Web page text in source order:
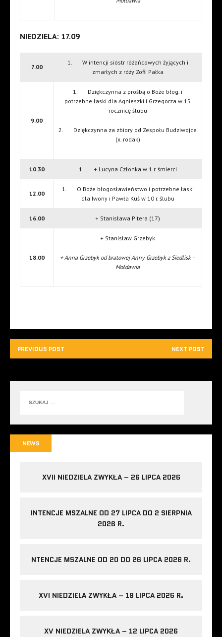
NIEDZIELA: 17.09
7.00
1. W intencji sióstr różańcowych żyjących i
zmarłych z róży Zofii Pałka
9.00
1. Dziękczynna z prośbą o Boże błog. i
potrzebne łaski dla Agnieszki i Grzegorza w 15
rocznicę ślubu
2. Dziękczynna za zbiory od Zespołu Budziwojce
(x. rodak)
10.30 1. + Lucyna Członka w 1 r. śmierci
12.00
1. O Boże błogosławieństwo i potrzebne łaski
dla Iwony i Pawła Kuś w 10 r. ślubu
16.00 + Stanisława Pitera (17)
18.00
+ Stanisław Grzebyk
+ Anna Grzebyk od bratowej Anny Grzebyk z Siedlisk –
Mołdawia
PREVIOUS POST NEXT POST
NEWS
XVII NIEDZIELA ZWYKŁA – 26 LIPCA 2026
INTENCJE MSZALNE OD 27 LIPCA DO 2 SIERPNIA
2026 R.
NTENCJE MSZALNE OD 20 DO 26 LIPCA 2026 R.
XVI NIEDZIELA ZWYKŁA – 19 LIPCA 2026 R.
XV NIEDZIELA ZWYKŁA – 12 LIPCA 2026